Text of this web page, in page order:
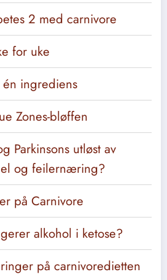
2 med carnivore
for uke
én ingrediens
Zones-bløffen
Parkinsons utløst av
og feilernæring?
på Carnivore
alkohol i ketose?
på carnivoredietten